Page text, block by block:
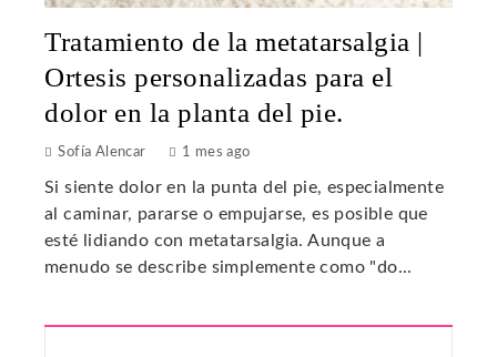
Tratamiento de la metatarsalgia |
Ortesis personalizadas para el
dolor en la planta del pie.
Sofía Alencar 1 mes ago
Si siente dolor en la punta del pie, especialmente
al caminar, pararse o empujarse, es posible que
esté lidiando con metatarsalgia. Aunque a
menudo se describe simplemente como "do...